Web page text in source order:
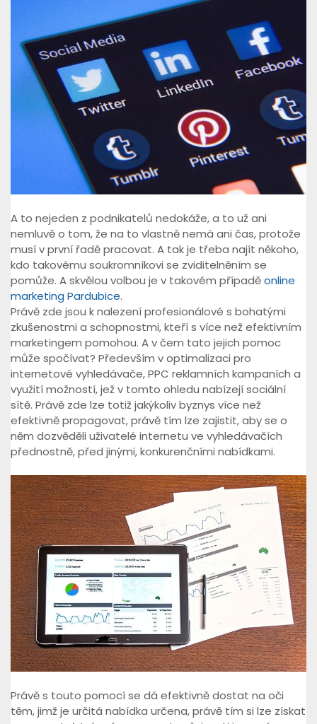
A to nejeden z podnikatelů nedokáže, a to už ani
nemluvě o tom, že na to vlastně nemá ani čas, protože
musí v první řadě pracovat. A tak je třeba najít někoho,
kdo takovému soukromníkovi se zviditelněním se
pomůže. A skvělou volbou je v takovém případěonline
marketing Pardubice.
Právě zde jsou k nalezení profesionálové s bohatými
zkušenostmi a schopnostmi, kteří s více než efektivním
marketingem pomohou. A v čem tato jejich pomoc
může spočívat? Především v optimalizaci pro
internetové vyhledávače, PPC reklamních kampaních a
využití možností, jež v tomto ohledu nabízejí sociální
sítě. Právě zde lze totiž jakýkoliv byznys více než
efektivně propagovat, právě tím lze zajistit, aby se o
něm dozvěděli uživatelé internetu ve vyhledávačích
přednostně, před jinými, konkurenčními nabídkami.
Právě s touto pomocí se dá efektivně dostat na oči
těm, jimž je určitá nabídka určena, právě tím si lze získat